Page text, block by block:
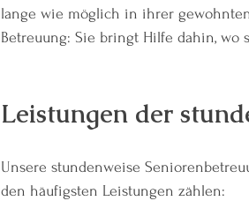
lange wie möglich in ihrer
Betreuung: Sie bringt Hilfe dahin, wo
Leistungen der
Unsere stundenweise
den häufigsten Leistungen zählen: